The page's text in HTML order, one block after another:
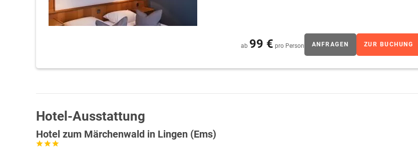
ab 99 € pro Person ANFRAGEN ZUR BUCHUNG
Hotel-Ausstattung
Hotel zum Märchenwald in Lingen (Ems)